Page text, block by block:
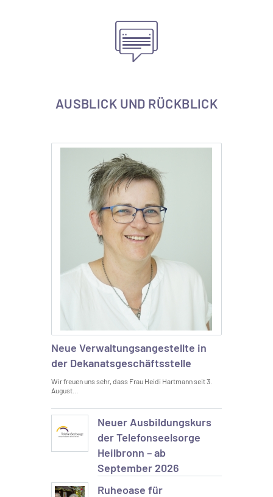
AUSBLICK UND RÜCKBLICK
Neue Verwaltungsangestellte in
der Dekanatsgeschäftsstelle
Wir freuen uns sehr, dass Frau Heidi Hartmann seit 3.
August…
Neuer Ausbildungskurs
der Telefonseelsorge
Heilbronn – ab
September 2026
Ruheoase für